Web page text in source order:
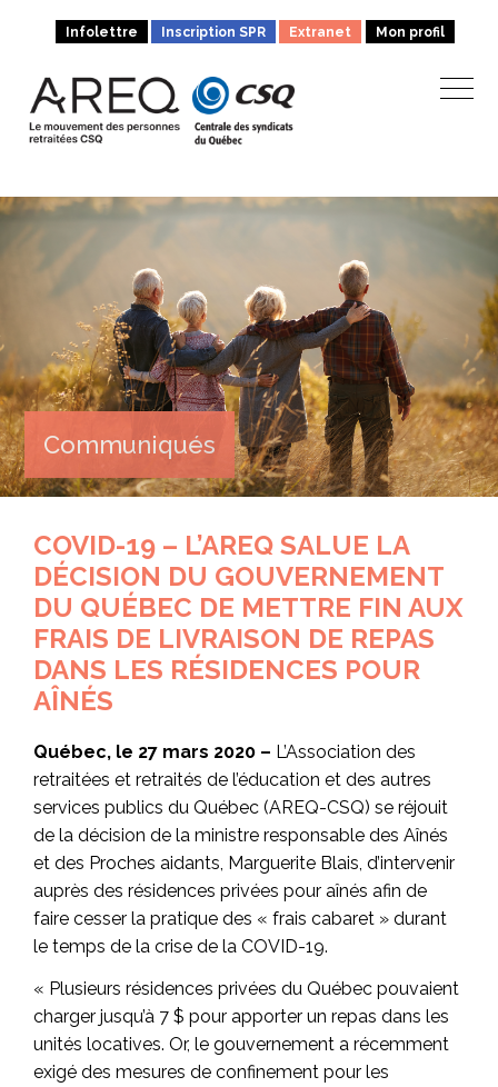
Infolettre Inscription SPR Extranet Mon profil
Communiqués
COVID-19 – L’AREQ SALUE LA
DÉCISION DU GOUVERNEMENT
DU QUÉBEC DE METTRE FIN AUX
FRAIS DE LIVRAISON DE REPAS
DANS LES RÉSIDENCES POUR
AÎNÉS
Québec, le 27 mars 2020 – L’Association des
retraitées et retraités de l’éducation et des autres
services publics du Québec (AREQ-CSQ) se réjouit
de la décision de la ministre responsable des Aînés
et des Proches aidants, Marguerite Blais, d’intervenir
auprès des résidences privées pour aînés afin de
faire cesser la pratique des « frais cabaret » durant
le temps de la crise de la COVID-19.
« Plusieurs résidences privées du Québec pouvaient
charger jusqu’à 7 $ pour apporter un repas dans les
unités locatives. Or, le gouvernement a récemment
exigé des mesures de confinement pour les